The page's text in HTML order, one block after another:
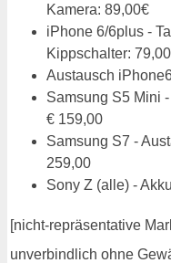
Kamera: 89,00€
iPhone 6/6plus -
Kippschalter:
Austausch
Samsung S5 Mini
€ 159,00
Samsung S7 -
259,00
Sony Z (alle) -
[nicht-repräsentative
unverbindlich ohne